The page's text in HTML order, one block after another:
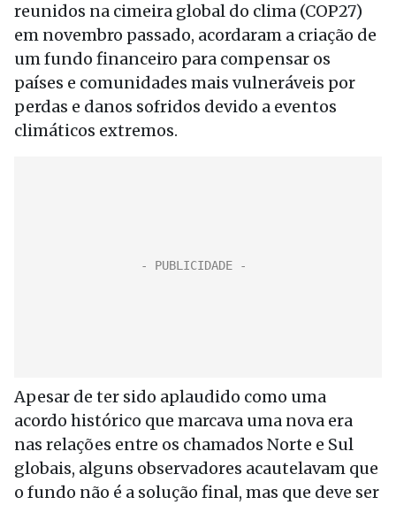
reunidos na cimeira global do clima (COP27)
em novembro passado, acordaram a criação de
um fundo financeiro para compensar os
países e comunidades mais vulneráveis por
perdas e danos sofridos devido a eventos
climáticos extremos.
Apesar de ter sido aplaudido como uma
acordo histórico que marcava uma nova era
nas relações entre os chamados Norte e Sul
globais, alguns observadores acautelavam que
o fundo não é a solução final, mas que deve ser